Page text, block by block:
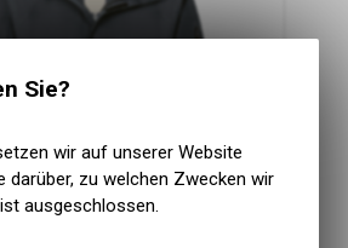
Sie?
wir auf unserer Website
darüber, zu welchen Zwecken wir
ausgeschlossen.